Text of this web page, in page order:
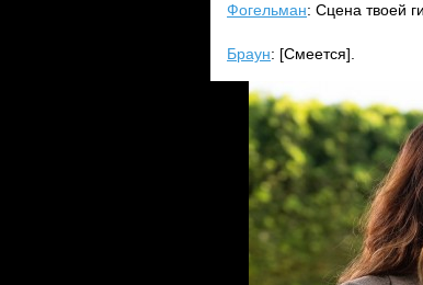
Фогельман: Сцена твоей
Браун: [Смеется].